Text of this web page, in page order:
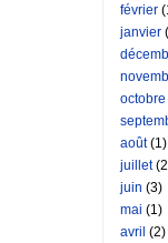
février
janvier
octobre
août(1)
juillet
juin (3)
mai (1)
avril (2)